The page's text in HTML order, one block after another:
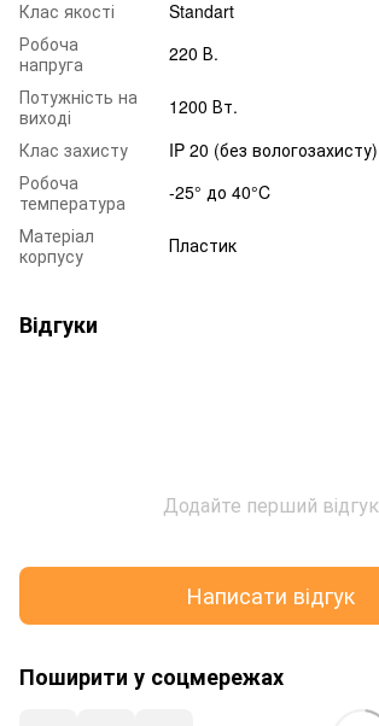
Клас якості
Standart
Робоча
напруга
220 В.
Потужність на
виході
1200 Вт.
Клас захисту
IP 20 (без вологозахисту)
Робоча
температура
-25° до 40°C
Матеріал
корпусу
Пластик
Відгуки
Додайте перший відгук
Написати відгук
Поширити у соцмережах